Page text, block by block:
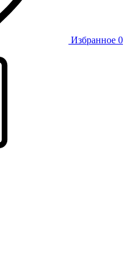
Избранное 0